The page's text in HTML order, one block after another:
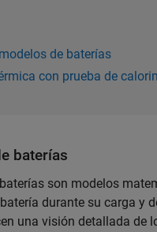
de baterías
con prueba de
baterías
son modelos
durante su carga y
una visión detallada de